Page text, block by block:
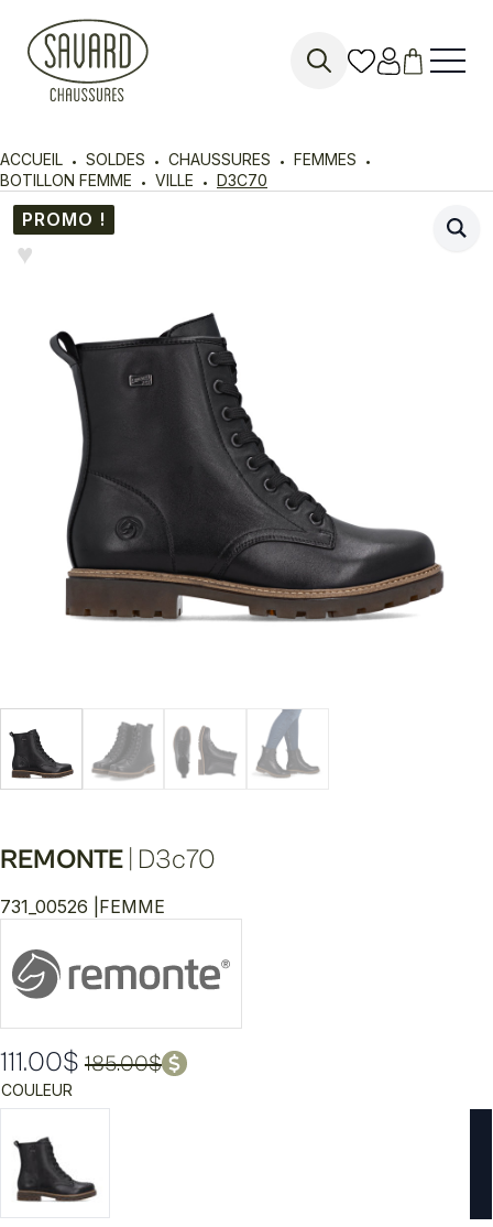
ACCUEIL SOLDES CHAUSSURES
FEMMES
BOTILLON FEMME
VILLE D3C70
PROMO !
♥︎
REMONTE D3c70
731_00526 | FEMME
185.00$
Le
prix
initial
était :
185.00$.
111.00$
Le
prix
actuel
est :
111.00$.
COULEUR